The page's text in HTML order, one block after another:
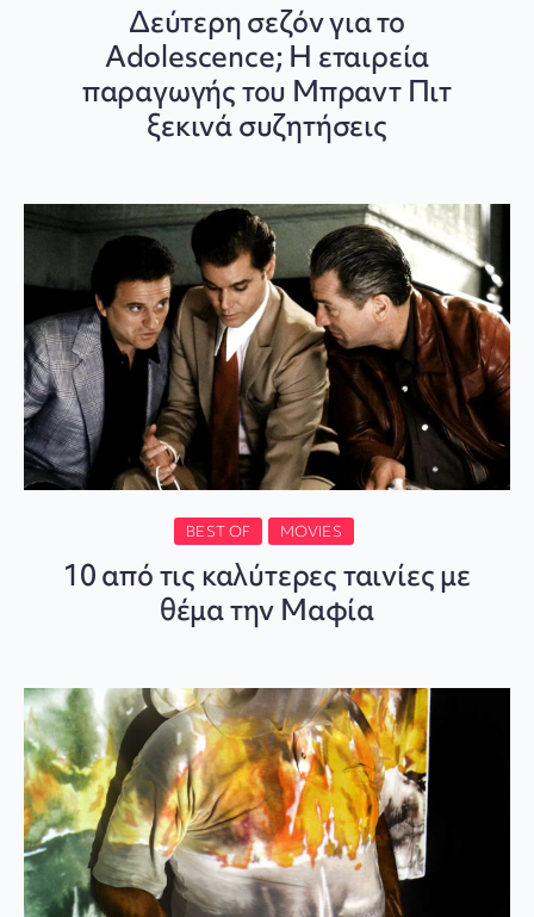
Δεύτερη σεζόν για το
Adolescence; Η εταιρεία
παραγωγής του Μπραντ Πιτ
ξεκινά συζητήσεις
BEST OF MOVIES
10 από τις καλύτερες ταινίες με
θέμα την Μαφία